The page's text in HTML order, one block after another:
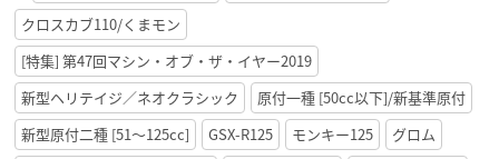
クロスカブ110/くまモン
[特集] 第47回マシン・オブ・ザ・イヤー2019
新型ヘリテイジ／ネオクラシック
原付一種 [50cc以下]/新基準原付
新型原付二種 [51〜125cc]
GSX-R125 モンキー125
グロム